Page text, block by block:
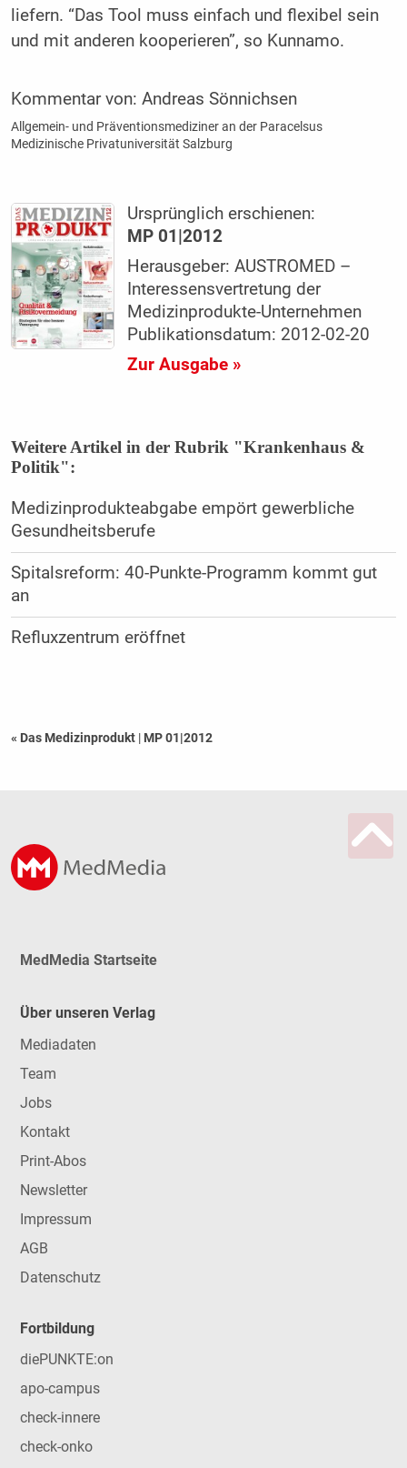
liefern. “Das Tool muss einfach und flexibel sein
und mit anderen kooperieren”, so Kunnamo.
Kommentar von: Andreas Sönnichsen
Allgemein- und Präventionsmediziner an der Paracelsus
Medizinische Privatuniversität Salzburg
Ursprünglich erschienen:
MP 01|2012
Herausgeber: AUSTROMED –
Interessensvertretung der
Medizinprodukte-Unternehmen
Publikationsdatum: 2012-02-20
Zur Ausgabe »
Weitere Artikel in der Rubrik "Krankenhaus &
Politik":
Medizinprodukteabgabe empört gewerbliche
Gesundheitsberufe
Spitalsreform: 40-Punkte-Programm kommt gut
an
Refluxzentrum eröffnet
« Das Medizinprodukt | MP 01|2012
MedMedia Startseite
Über unseren Verlag
Mediadaten
Team
Jobs
Kontakt
Print-Abos
Newsletter
Impressum
AGB
Datenschutz
Fortbildung
diePUNKTE:on
apo-campus
check-innere
check-onko